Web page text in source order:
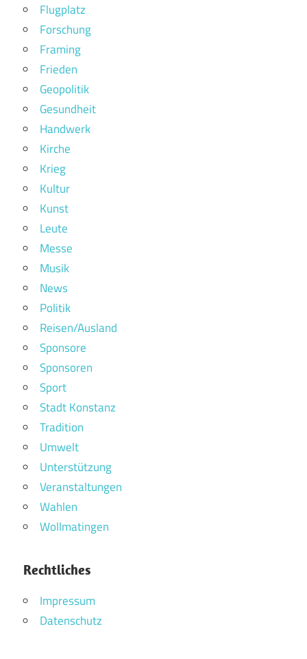
Flugplatz
Forschung
Framing
Frieden
Geopolitik
Gesundheit
Handwerk
Kirche
Krieg
Kultur
Kunst
Leute
Messe
Musik
News
Politik
Reisen/Ausland
Sponsore
Sponsoren
Sport
Stadt Konstanz
Tradition
Umwelt
Unterstützung
Veranstaltungen
Wahlen
Wollmatingen
Rechtliches
Impressum
Datenschutz